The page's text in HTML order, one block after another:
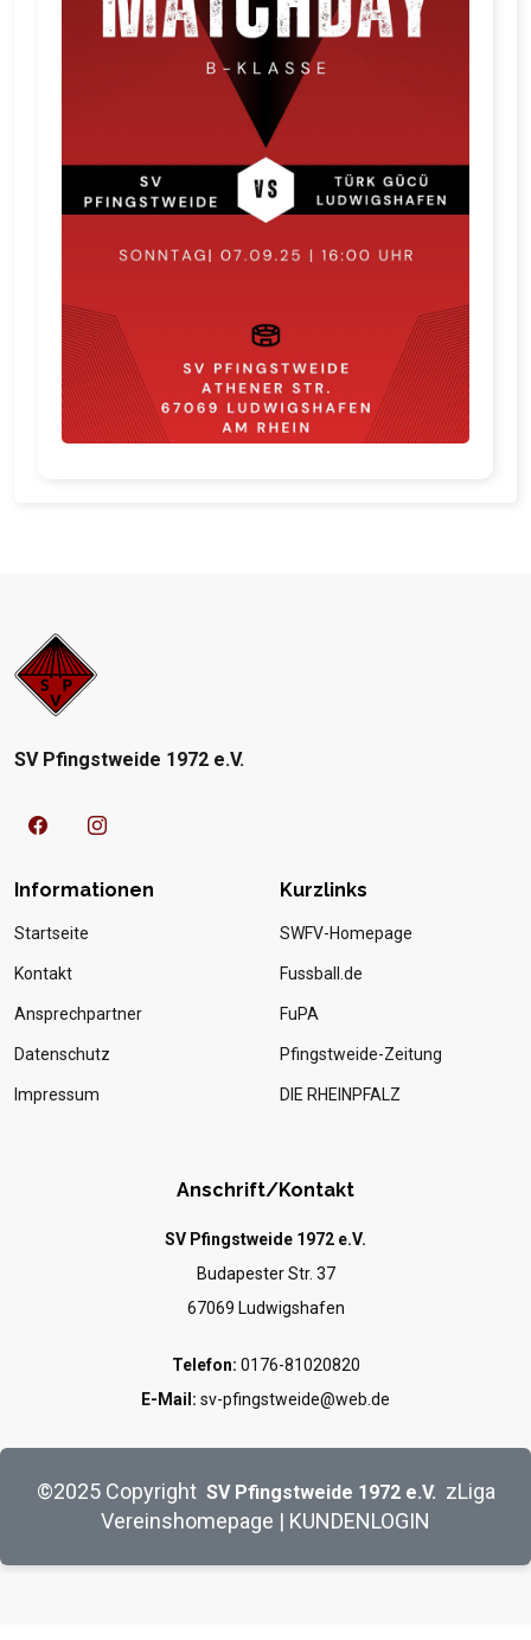
SV Pfingstweide 1972 e.V.
Informationen
Startseite
Kontakt
Ansprechpartner
Datenschutz
Impressum
Kurzlinks
SWFV-Homepage
Fussball.de
FuPA
Pfingstweide-Zeitung
DIE RHEINPFALZ
Anschrift/Kontakt
SV Pfingstweide 1972 e.V.
Budapester Str. 37
67069 Ludwigshafen
Telefon: 0176-81020820
E-Mail: sv-pfingstweide@web.de
©2025 Copyright SV Pfingstweide 1972 e.V. zLiga
Vereinshomepage | KUNDENLOGIN